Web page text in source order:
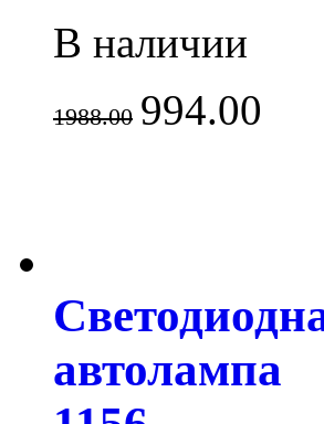
В наличии
1988.00 994.00
автолампа